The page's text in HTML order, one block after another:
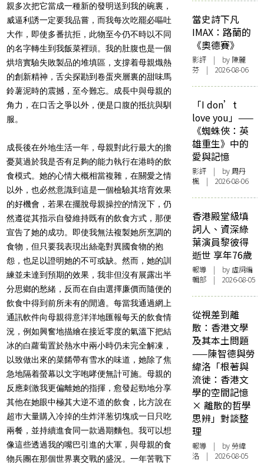
親多次把它當成一種新的發明送到我的碗裏，
威逼利誘一定要我品嘗，而我每次吃罷必嘔吐
大作，即使多番抗拒，此物至今仍不時以不同
的名字轉生到我飯菜裡頭。我的肚腹也是一個
烘培實驗失敗製品的堆填區，支撐着母親熾熱
的創新精神，舌尖探勘到卷蛋夾層裏的甜味馬
鈴薯泥時的震撼，至今難忘。成長中與母親的
角力，在口舌之爭以外，便是口腹的抵抗與馴
服。
成長後在外地生活一年，母親對此行最大的擔
憂莫過於我是否有足夠的能力執行在港時的飲
食模式。她的心情大概相當複雜，在關愛之情
以外，也必然意識到這是一個檢驗其培育效果
的好機會，若果在擺脫母親操控的情況下，仍
然遵從其指示自發維持既有的飲食方式，那便
宣告了她的成功。即使我無法複製她所烹調的
食物，但只要我表現出絲毫對異國食物的抱
怨，也足以證明她的不可或缺。然而，她的訓
練並未達到預期的效果，我非但沒有展露出半
分思鄉的愁緒，反而在自由選擇廉價而隨便的
飲食中得到前所未有的閒適。每當我通過網上
通訊軟件向母親得意洋洋地匯報每天的飲食情
況，例如興奮地描繪在接近零度的氣溫下把結
冰的白蘿蔔置於熱水中兩小時仍未完全解凍，
以致做出來的菜餚帶有雪水的味道，她除了焦
急地隔着螢幕以文字咆哮便無計可施。母親的
反應刺激我更偏離她的指揮，愈發起勁地分享
其他在她眼中極其大逆不道的飲食，比方說在
超巿大量購入冷掉的生炸洋葱切塊或一日只吃
兩餐，並持續進食同一款過期麵包。我可以想
像這些透過我的嘴巴引進的大軍，與母親的食
物兵團在那個世界裏交戰的盛況。一年苦戰下
當史詩下凡
IMAX：路蘭的
《奧德賽》
影評 | by 陳麗
芬 | 2026-08-06
「I don’t
love you」——
《蜘蛛俠：英
雄重生》中的
愛與記憶
影評 | by周丹
楓 | 2026-08-06
香港殿堂級填
詞人、資深綠
葉演員黎彼得
逝世 享年76歲
報導 | by 虛詞編
輯部 | 2026-08-05
從視差到離
散：香港文學
及其本土問題
——陳智德與勞
緯洛「根著與
流徙：香港文
學的空間記憶
× 離散的哲學
思辨」對談整
理
報導 | by 勞緯
洛 | 2026-08-05